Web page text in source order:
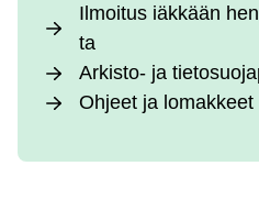
Il­moi­tus iäk­kään
ta
Ar­kis­to- ja
Oh­jeet ja lo­mak­keet